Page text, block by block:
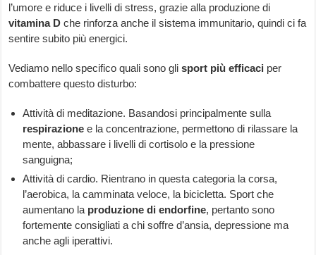
l’umore e riduce i livelli di stress, grazie alla produzione di
vitamina D che rinforza anche il sistema immunitario, quindi ci fa
sentire subito più energici.
Vediamo nello specifico quali sono glisport più efficaci per
combattere questo disturbo:
Attività di meditazione. Basandosi principalmente sulla
respirazione e la concentrazione, permettono di rilassare la
mente, abbassare i livelli di cortisolo e la pressione
sanguigna;
Attività di cardio. Rientrano in questa categoria la corsa,
l’aerobica, la camminata veloce, la bicicletta. Sport che
aumentano la produzione di endorfine, pertanto sono
fortemente consigliati a chi soffre d’ansia, depressione ma
anche agli iperattivi.